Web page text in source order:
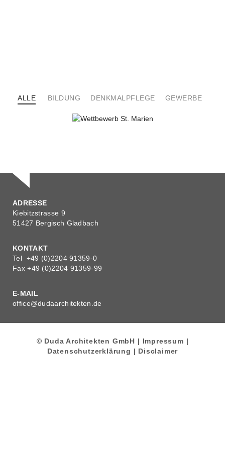
ALLE BILDUNG DENKMALPFLEGE GEWERBE
WETTBEWERB ST. MARIEN
Städtebau
ADRESSE
Kiebitzstrasse 9
51427 Bergisch Gladbach
KONTAKT
Tel +49 (0)2204 91359-0
Fax +49 (0)2204 91359-99
E-MAIL
office@dudaarchitekten.de
© Duda Architekten GmbH | Impressum |
Datenschutzerklärung | Disclaimer